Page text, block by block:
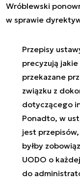
Wróblewski
w sprawie
Przepisy
precyzują
przekazane
związku z
dotyczącego
Ponadto, w
jest
byłby
UODO o
do